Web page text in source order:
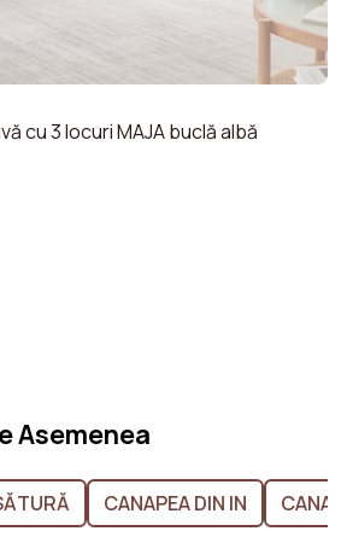
cu 3 locuri MAJA buclă albă
Asemenea
CANAPEA DIN IN